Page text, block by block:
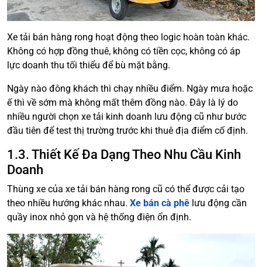
Xe tải bán hàng rong hoạt động theo logic hoàn toàn khác.
Không có hợp đồng thuê, không có tiền cọc, không có áp
lực doanh thu tối thiểu để bù mặt bằng.
Ngày nào đông khách thì chạy nhiều điểm. Ngày mưa hoặc
ế thì về sớm mà không mất thêm đồng nào. Đây là lý do
nhiều người chọn xe tải kinh doanh lưu động cũ như bước
đầu tiên để test thị trường trước khi thuê địa điểm cố định.
1.3. Thiết Kế Đa Dạng Theo Nhu Cầu Kinh
Doanh
Thùng xe của xe tải bán hàng rong cũ có thể được cải tạo
theo nhiều hướng khác nhau. Xe bán cà phê lưu động cần
quầy inox nhỏ gọn và hệ thống điện ổn định.